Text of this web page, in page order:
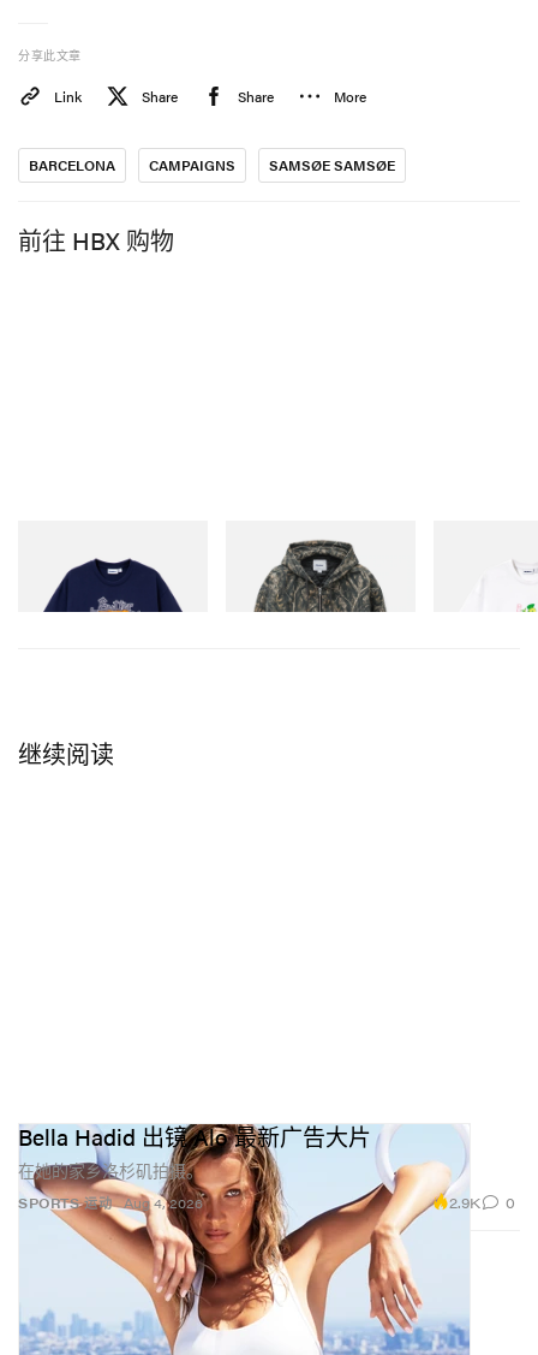
分享此文章
Link Share Share More
BARCELONA CAMPAIGNS SAMSØE SAMSØE
前往 HBX 购物
Hammer Tee
立刻购入
Butter Goods
Insulated Work Jacket
立刻购入
继续阅读
SPORTS 运动
Bella Hadid 出镜 Alo 最新广告大片
在她的家乡洛杉矶拍摄。
Aug 4, 2026 2.9K 0